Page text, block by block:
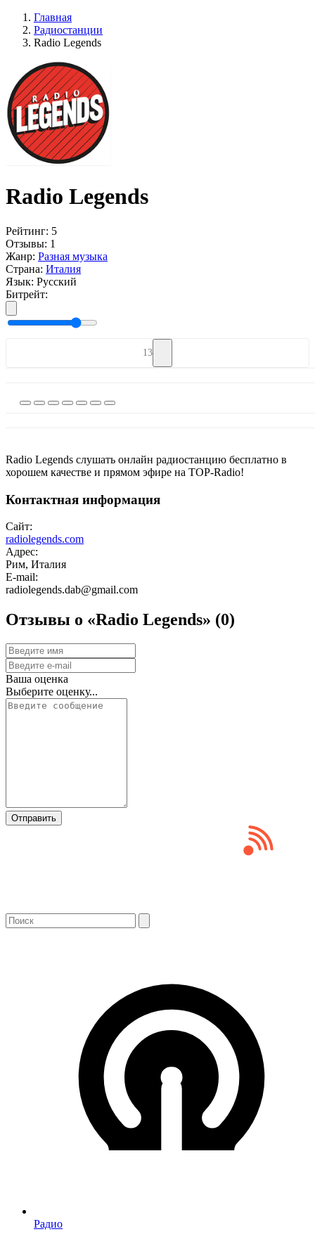
Главная
Радиостанции
Radio Legends
Radio Legends
Рейтинг: 5
Отзывы: 1
Жанр: Разная музыка
Страна: Италия
Язык: Русский
Битрейт:
13
Radio Legends слушать онлайн радиостанцию бесплатно в
хорошем качестве и прямом эфире на TOP-Radio!
Контактная информация
Сайт:
radiolegends.com
Адрес:
Рим, Италия
E-mail:
radiolegends.dab@gmail.com
Отзывы о «Radio Legends» (0)
Ваша оценка
Выберите оценку...
Отправить
Радио